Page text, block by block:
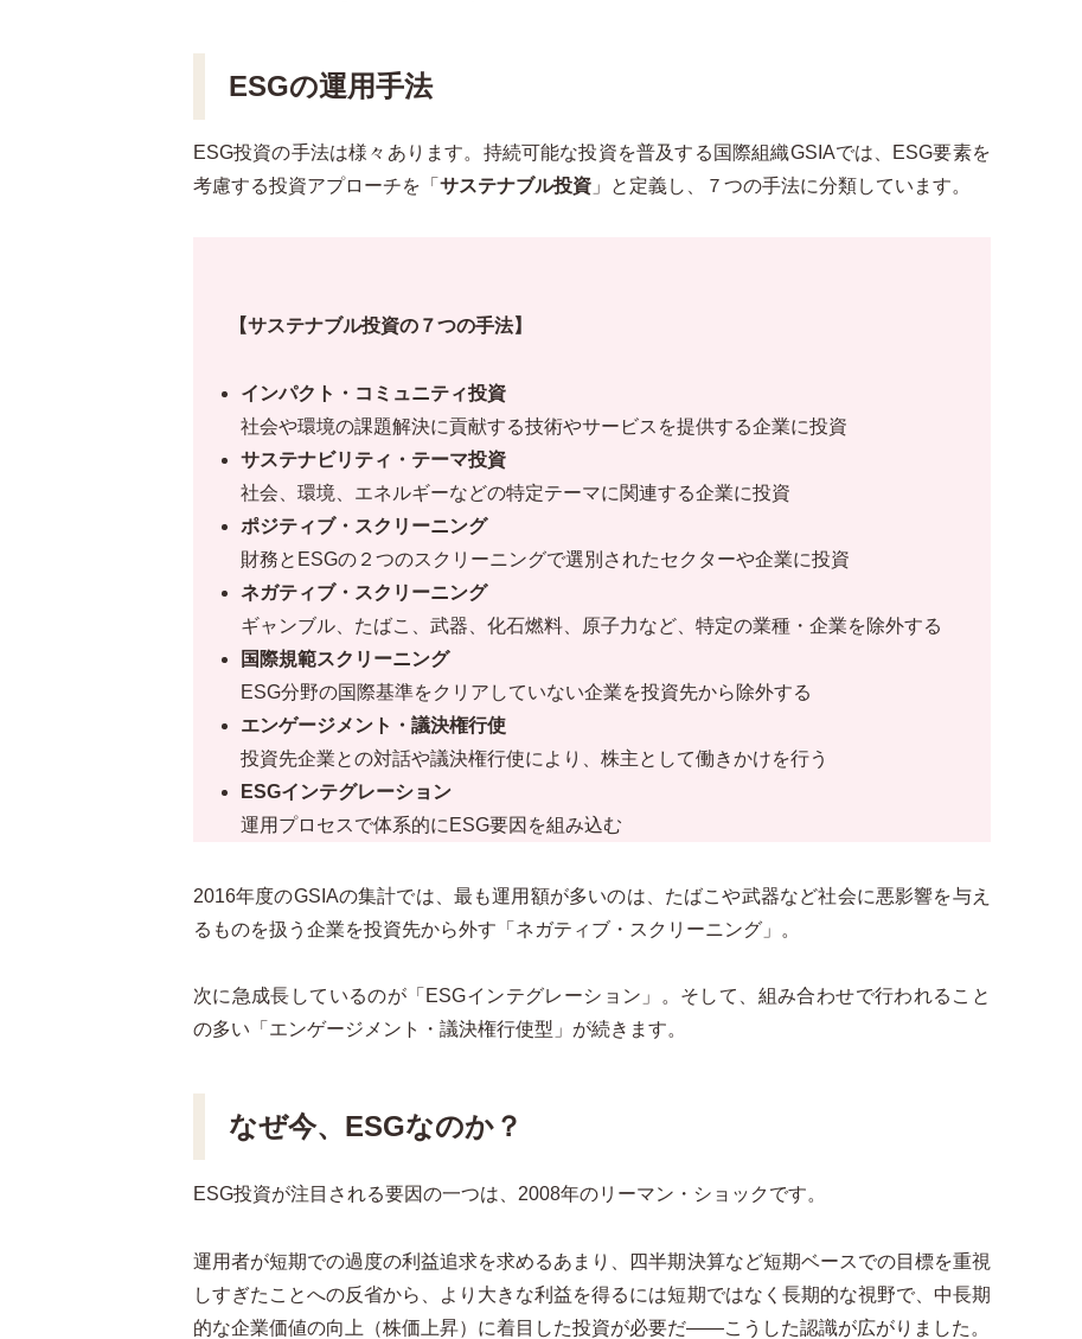
ESGの運用手法
ESG投資の手法は様々あります。持続可能な投資を普及する国際組織GSIAでは、ESG要素を
考慮する投資アプローチを「 サステナブル投資」と定義し、７つの手法に分類しています。
【サステナブル投資の７つの手法】
インパクト・コミュニティ投資
社会や環境の課題解決に貢献する技術やサービスを提供する企業に投資
サステナビリティ・テーマ投資
社会、環境、エネルギーなどの特定テーマに関連する企業に投資
ポジティブ・スクリーニング
財務とESGの２つのスクリーニングで選別されたセクターや企業に投資
ネガティブ・スクリーニング
ギャンブル、たばこ、武器、化石燃料、原子力など、特定の業種・企業を除外する
国際規範スクリーニング
ESG分野の国際基準をクリアしていない企業を投資先から除外する
エンゲージメント・議決権行使
投資先企業との対話や議決権行使により、株主として働きかけを行う
ESGインテグレーション
運用プロセスで体系的にESG要因を組み込む
2016年度のGSIAの集計では、最も運用額が多いのは、たばこや武器など社会に悪影響を与え
るものを扱う企業を投資先から外す「ネガティブ・スクリーニング」。
次に急成長しているのが「ESGインテグレーション」。そして、組み合わせで行われること
の多い「エンゲージメント・議決権行使型」が続きます。
なぜ今、ESGなのか？
ESG投資が注目される要因の一つは、2008年のリーマン・ショックです。
運用者が短期での過度の利益追求を求めるあまり、四半期決算など短期ベースでの目標を重視
しすぎたことへの反省から、より大きな利益を得るには短期ではなく長期的な視野で、中長期
的な企業価値の向上（株価上昇）に着目した投資が必要だ——こうした認識が広がりました。